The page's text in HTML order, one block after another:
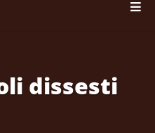
dissesti